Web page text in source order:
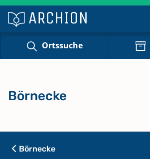
Ortssuche
Börnecke
Börnecke